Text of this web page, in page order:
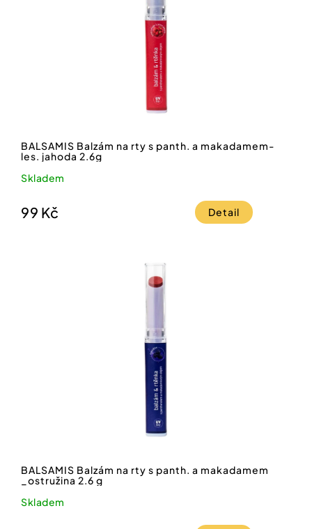
BALSAMIS Balzám na rty s panth. a makadamem-
les. jahoda 2.6g
Skladem
99 Kč Detail
BALSAMIS Balzám na rty s panth. a makadamem
_ostružina 2.6 g
Skladem